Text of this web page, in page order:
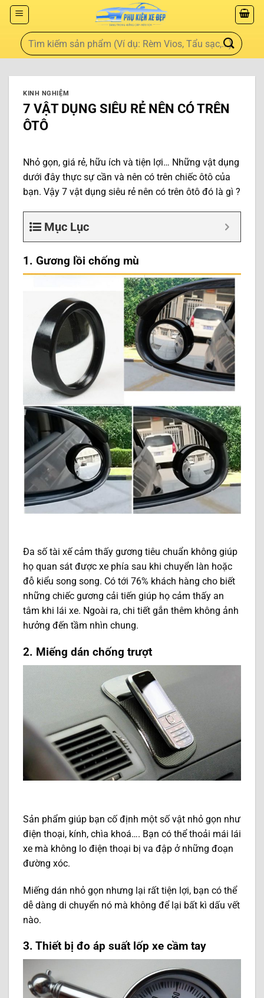
KINH NGHIỆM
7 VẬT DỤNG SIÊU RẺ NÊN CÓ TRÊN
ÔTÔ
Nhỏ gọn, giá rẻ, hữu ích và tiện lợi… Những vật dụng
dưới đây thực sự cần và nên có trên chiếc ôtô của
bạn. Vậy 7 vật dụng siêu rẻ nên có trên ôtô đó là gì ?
Mục Lục
1. Gương lồi chống mù
Đa số tài xế cảm thấy gương tiêu chuẩn không giúp
họ quan sát được xe phía sau khi chuyển làn hoặc
đỗ kiểu song song. Có tới 76% khách hàng cho biết
những chiếc gương cải tiến giúp họ cảm thấy an
tâm khi lái xe. Ngoài ra, chi tiết gắn thêm không ảnh
hưởng đến tầm nhìn chung.
2. Miếng dán chống trượt
Sản phẩm giúp bạn cố định một số vật nhỏ gọn như
điện thoại, kính, chìa khoá…. Bạn có thể thoải mái lái
xe mà không lo điện thoại bị va đập ở những đoạn
đường xóc.
Miếng dán nhỏ gọn nhưng lại rất tiện lợi, bạn có thể
dễ dàng di chuyển nó mà không để lại bất kì dấu vết
nào.
3. Thiết bị đo áp suất lốp xe cầm tay